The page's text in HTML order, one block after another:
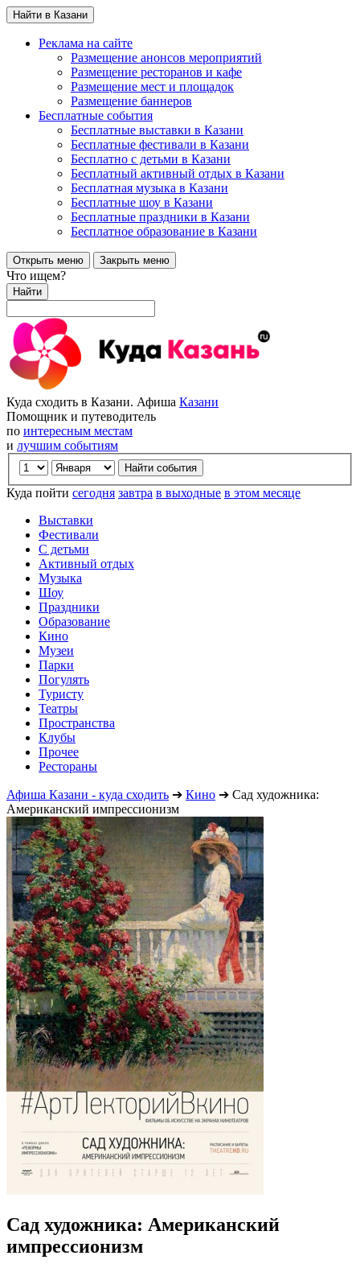
Найти в Казани
Реклама на сайте
Размещение анонсов мероприятий
Размещение ресторанов и кафе
Размещение мест и площадок
Размещение баннеров
Бесплатные события
Бесплатные выставки в Казани
Бесплатные фестивали в Казани
Бесплатно с детьми в Казани
Бесплатный активный отдых в Казани
Бесплатная музыка в Казани
Бесплатные шоу в Казани
Бесплатные праздники в Казани
Бесплатное образование в Казани
Открыть меню Закрыть меню
Что ищем?
Найти
Куда сходить в Казани. Афиша Казани
Помощник и путеводитель
по интересным местам
и лучшим событиям
Куда пойти сегодня завтра в выходные в этом месяце
Выставки
Фестивали
С детьми
Активный отдых
Музыка
Шоу
Праздники
Образование
Кино
Музеи
Парки
Погулять
Туристу
Театры
Пространства
Клубы
Прочее
Рестораны
Афиша Казани - куда сходить ➔ Кино ➔ Сад художника:
Американский импрессионизм
Сад художника: Американский
импрессионизм